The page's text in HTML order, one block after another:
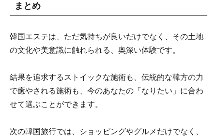
まとめ
韓国エステは、ただ気持ちが良いだけでなく、その土地
の文化や美意識に触れられる、奥深い体験です。
結果を追求するストイックな施術も、伝統的な韓方の力
で癒やされる施術も、今のあなたの「なりたい」に合わ
せて選ぶことができます。
次の韓国旅行では、ショッピングやグルメだけでなく、